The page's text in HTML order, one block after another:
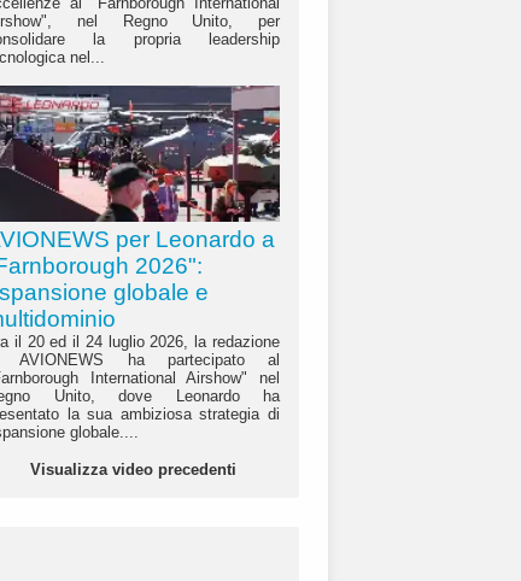
nel Regno Unito, per
la propria leadership
nel...
per Leonardo a
2026":
globale e
il 20 ed il 24 luglio 2026, la redazione
AVIONEWS ha partecipato al
International Airshow" nel
Unito, dove Leonardo ha
la sua ambiziosa strategia di
globale....
Visualizza video precedenti